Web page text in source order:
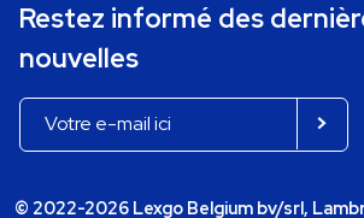
Restez informé des
nouvelles
© 2022-2026 Lexgo Belgium bv/srl,